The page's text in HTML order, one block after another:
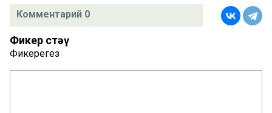
Комментарий 0
Фикер өстәү
Фикерегез